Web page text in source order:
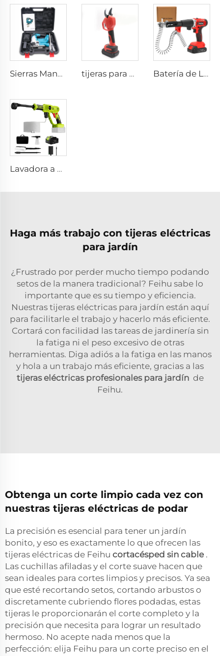
Sierras Manuales para Trabajo en Madera Feihu Nueva Generación - Sierra de Calar Inalámbrica tijeras para Jardín Inalámbricas con Batería de Litio de 21V - Tijeras Eléctricas para Poda de Árboles, Tijeras Industriales de Acero de 30MM para Poda con Energía Eléctrica Batería de Litio Alta Industrial Portátil Mini Clavadora de Alta Venta sin Cable para Construcción Clavadora de Disparo
Lavadora a Alta Presión para Coche Inalámbrica Lanza de Agua a Alta Presión para Coche Máquina de Lavado Automática y Equipos
Haga más trabajo con tijeras eléctricas
para jardín
¿Frustrado por perder mucho tiempo podando
setos de la manera tradicional? Feihu sabe lo
importante que es su tiempo y eficiencia.
Nuestras tijeras eléctricas para jardín están aquí
para facilitarle el trabajo y hacerlo más eficiente.
Cortará con facilidad las tareas de jardinería sin
la fatiga ni el peso excesivo de otras
herramientas. Diga adiós a la fatiga en las manos
y hola a un trabajo más eficiente, gracias a las
tijeras eléctricas profesionales para jardín de
Feihu.
Obtenga un corte limpio cada vez con
nuestras tijeras eléctricas de podar
La precisión es esencial para tener un jardín
bonito, y eso es exactamente lo que ofrecen las
tijeras eléctricas de Feihu cortacésped sin cable .
Las cuchillas afiladas y el corte suave hacen que
sean ideales para cortes limpios y precisos. Ya sea
que esté recortando setos, cortando arbustos o
discretamente cubriendo flores podadas, estas
tijeras le proporcionarán el corte completo y la
precisión que necesita para lograr un resultado
hermoso. No acepte nada menos que la
perfección: elija Feihu para un corte preciso en el